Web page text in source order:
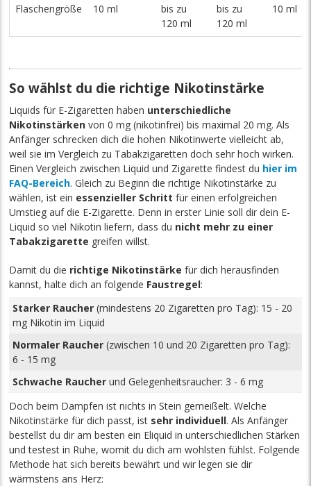
Flaschengröße
10 ml
bis zu
120 ml
bis zu
120 ml
10 ml
So wählst du die richtige Nikotinstärke
Liquids für E-Zigaretten haben unterschiedliche
Nikotinstärken von 0 mg (nikotinfrei) bis maximal 20 mg. Als
Anfänger schrecken dich die hohen Nikotinwerte vielleicht ab,
weil sie im Vergleich zu Tabakzigaretten doch sehr hoch wirken.
Einen Vergleich zwischen Liquid und Zigarette findest du hier im
FAQ-Bereich. Gleich zu Beginn die richtige Nikotinstärke zu
wählen, ist ein essenzieller Schritt für einen erfolgreichen
Umstieg auf die E-Zigarette. Denn in erster Linie soll dir dein E-
Liquid so viel Nikotin liefern, dass du nicht mehr zu einer
Tabakzigarette greifen willst.
Damit du die richtige Nikotinstärke für dich herausfinden
kannst, halte dich an folgende Faustregel:
Starker Raucher (mindestens 20 Zigaretten pro Tag): 15 - 20
mg Nikotin im Liquid
Normaler Raucher (zwischen 10 und 20 Zigaretten pro Tag):
6 - 15 mg
Schwache Raucher und Gelegenheitsraucher: 3 - 6 mg
Doch beim Dampfen ist nichts in Stein gemeißelt. Welche
Nikotinstärke für dich passt, ist sehr individuell. Als Anfänger
bestellst du dir am besten ein Eliquid in unterschiedlichen Stärken
und testest in Ruhe, womit du dich am wohlsten fühlst. Folgende
Methode hat sich bereits bewährt und wir legen sie dir
wärmstens ans Herz: